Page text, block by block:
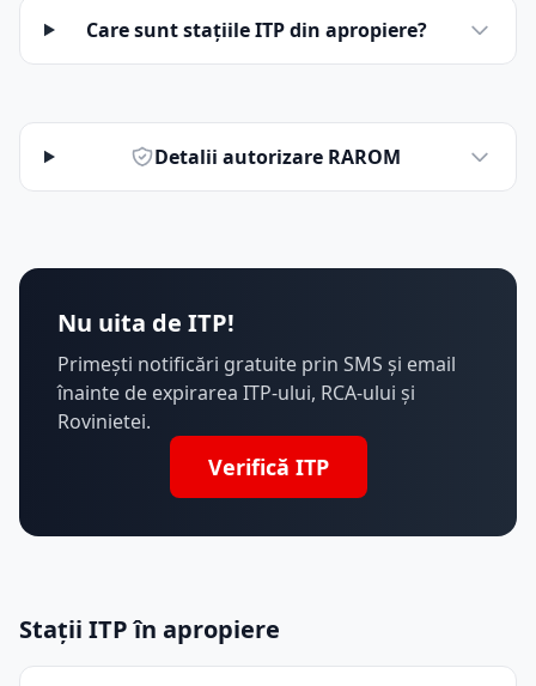
Care sunt stațiile ITP din apropiere?
Detalii autorizare RAROM
Nu uita de ITP!
Primești notificări gratuite prin SMS și email
înainte de expirarea ITP-ului, RCA-ului și
Rovinietei.
Verifică ITP
Stații ITP în apropiere